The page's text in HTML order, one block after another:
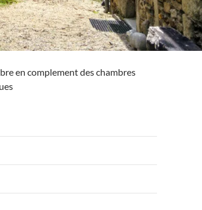
en complement des chambres